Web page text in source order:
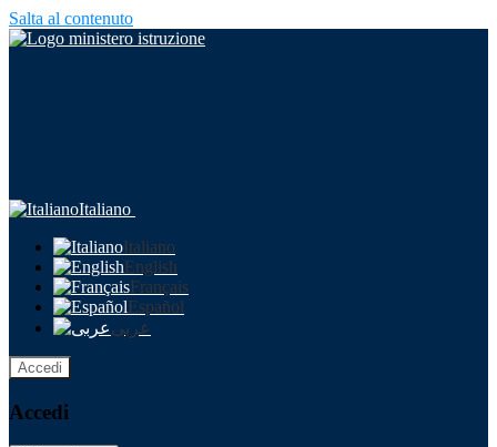
Salta al contenuto
Italiano
Italiano
English
Français
Español
عربى
Accedi
Accedi